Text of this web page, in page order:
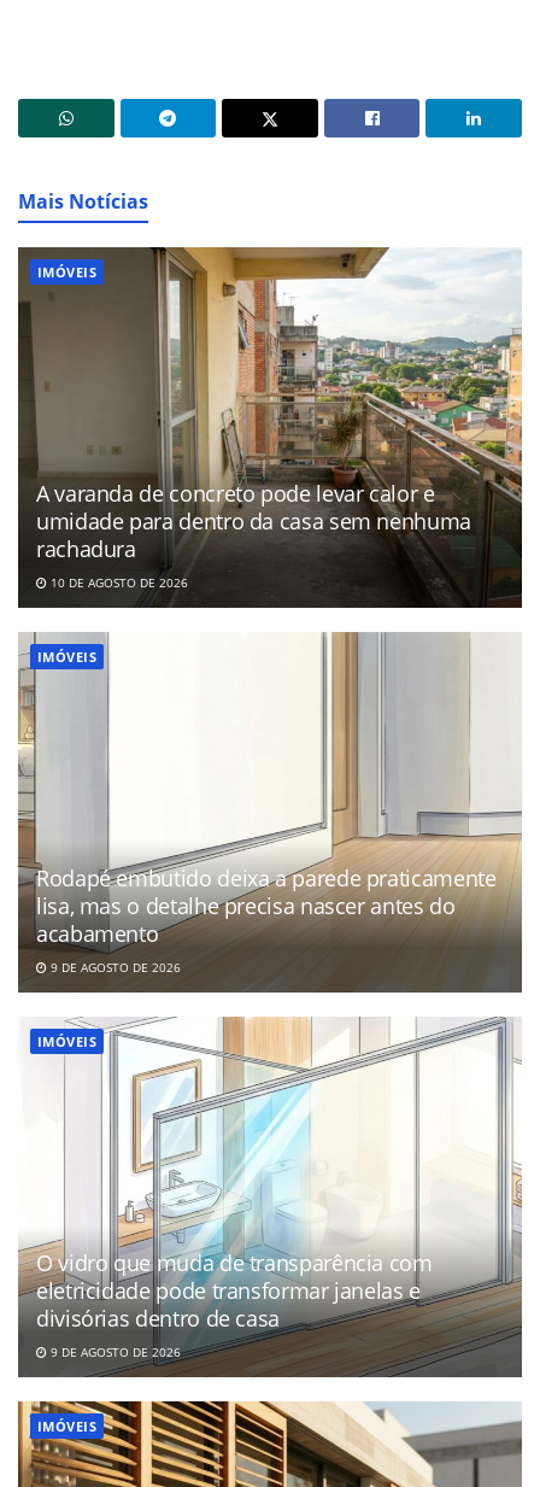
Mais Notícias
IMÓVEIS
A varanda de concreto pode levar calor e
umidade para dentro da casa sem nenhuma
rachadura
10 DE AGOSTO DE 2026
IMÓVEIS
Rodapé embutido deixa a parede praticamente
lisa, mas o detalhe precisa nascer antes do
acabamento
9 DE AGOSTO DE 2026
IMÓVEIS
O vidro que muda de transparência com
eletricidade pode transformar janelas e
divisórias dentro de casa
9 DE AGOSTO DE 2026
IMÓVEIS